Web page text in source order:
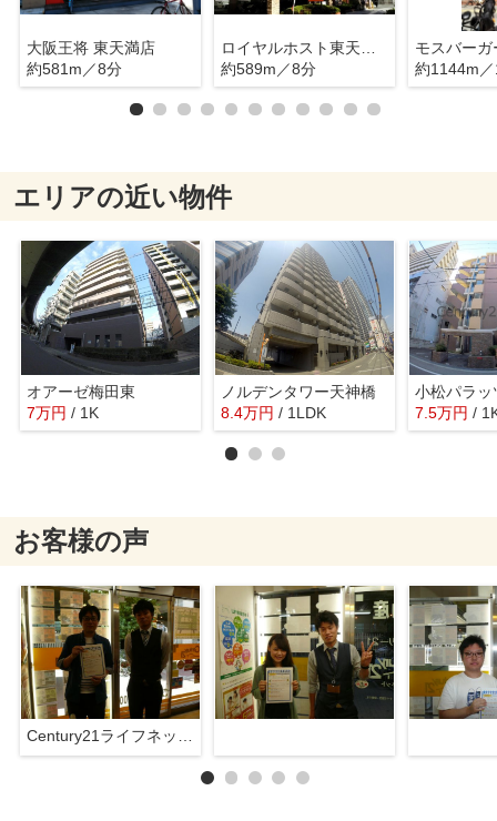
大阪王将 東天満店
約581m／8分
約589m／8分
約1144m
エリアの近い物件
オアーゼ梅田東
7万円 / 1K
ノルデンタワー天神橋
8.4万円 / 1LDK 7.5万円 /
お客様の声
Century21ライフネット新大阪店